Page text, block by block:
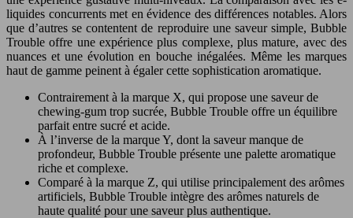
liquides concurrents met en évidence des différences notables. Alors
que d’autres se contentent de reproduire une saveur simple, Bubble
Trouble offre une expérience plus complexe, plus mature, avec des
nuances et une évolution en bouche inégalées. Même les marques
haut de gamme peinent à égaler cette sophistication aromatique.
Contrairement à la marque X, qui propose une saveur de
chewing-gum trop sucrée, Bubble Trouble offre un équilibre
parfait entre sucré et acide.
À l’inverse de la marque Y, dont la saveur manque de
profondeur, Bubble Trouble présente une palette aromatique
riche et complexe.
Comparé à la marque Z, qui utilise principalement des arômes
artificiels, Bubble Trouble intègre des arômes naturels de
haute qualité pour une saveur plus authentique.